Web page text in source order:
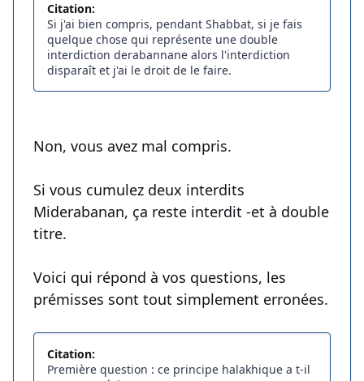
Citation:
Si j'ai bien compris, pendant Shabbat, si je fais
quelque chose qui représente une double
interdiction derabannane alors l'interdiction
disparaît et j'ai le droit de le faire.
Non, vous avez mal compris.
Si vous cumulez deux interdits
Miderabanan, ça reste interdit -et à double
titre.
Voici qui répond à vos questions, les
prémisses sont tout simplement erronées.
Citation:
Première question : ce principe halakhique a t-il